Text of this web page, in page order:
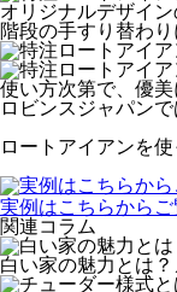
オリジナルデザイ
階段の手すり替わ
使い方次第で、優美
ロビンスジャパン
ロートアイアンを
実例はこちらから
関連コラム
白い家の魅力とは